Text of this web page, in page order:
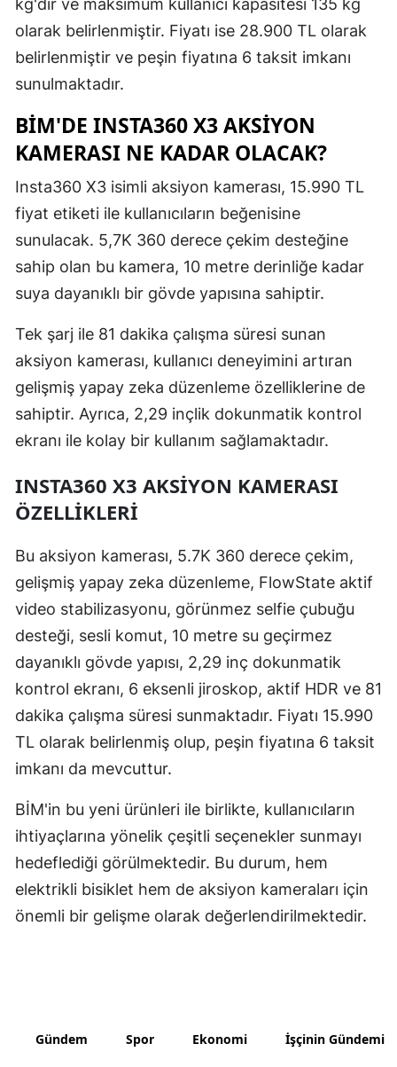
Mardin
Niğde
Ordu
Rize
Sakarya
Siirt
Sivas
Tekirdağ
Tokat
Tunceli
Şanlıurfa
Uşak
Van
Zonguldak
Bayburt
Karaman
Kırıkkale
Batman
kg'dır ve maksimum kullanıcı kapasitesi 135 kg
olarak belirlenmiştir. Fiyatı ise 28.900 TL olarak
belirlenmiştir ve peşin fiyatına 6 taksit imkanı
sunulmaktadır.
BİM'DE INSTA360 X3 AKSIYON
KAMERASI NE KADAR OLACAK?
Insta360 X3 isimli aksiyon kamerası, 15.990 TL
fiyat etiketi ile kullanıcıların beğenisine
sunulacak. 5,7K 360 derece çekim desteğine
sahip olan bu kamera, 10 metre derinliğe kadar
suya dayanıklı bir gövde yapısına sahiptir.
Tek şarj ile 81 dakika çalışma süresi sunan
aksiyon kamerası, kullanıcı deneyimini artıran
gelişmiş yapay zeka düzenleme özelliklerine de
sahiptir. Ayrıca, 2,29 inçlik dokunmatik kontrol
ekranı ile kolay bir kullanım sağlamaktadır.
INSTA360 X3 AKSIYON KAMERASI
ÖZELLIKLERI
Bu aksiyon kamerası, 5.7K 360 derece çekim,
gelişmiş yapay zeka düzenleme, FlowState aktif
video stabilizasyonu, görünmez selfie çubuğu
desteği, sesli komut, 10 metre su geçirmez
dayanıklı gövde yapısı, 2,29 inç dokunmatik
kontrol ekranı, 6 eksenli jiroskop, aktif HDR ve 81
dakika çalışma süresi sunmaktadır. Fiyatı 15.990
TL olarak belirlenmiş olup, peşin fiyatına 6 taksit
imkanı da mevcuttur.
BİM'in bu yeni ürünleri ile birlikte, kullanıcıların
ihtiyaçlarına yönelik çeşitli seçenekler sunmayı
hedeflediği görülmektedir. Bu durum, hem
elektrikli bisiklet hem de aksiyon kameraları için
önemli bir gelişme olarak değerlendirilmektedir.
Gündem Spor Ekonomi İşçinin Gündemi